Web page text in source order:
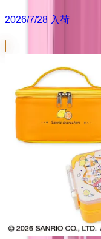
2026/7/28 入荷